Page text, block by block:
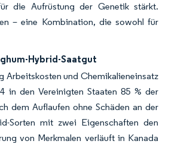
die Aufrüstung der Genetik stärkt.
– eine Kombination, die sowohl für
Hybrid-Saatgut
und Chemikalieneinsatz
in den Vereinigten Staaten 85 % der
dem Auflaufen ohne Schäden an der
Sorten mit zwei Eigenschaften den
von Merkmalen verläuft in Kanada